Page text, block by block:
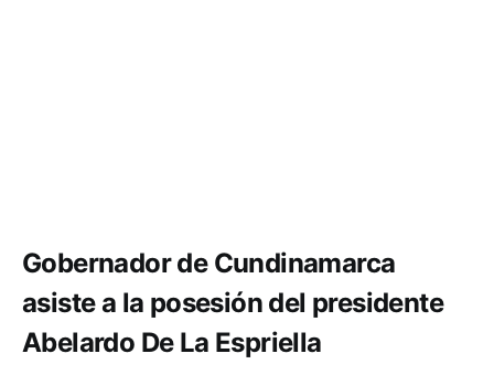
Gobernador de Cundinamarca
asiste a la posesión del presidente
Abelardo De La Espriella